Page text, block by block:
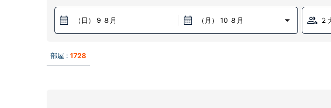
（日） 9 ８月 （月） 10 ８月 2
部屋 : 1728